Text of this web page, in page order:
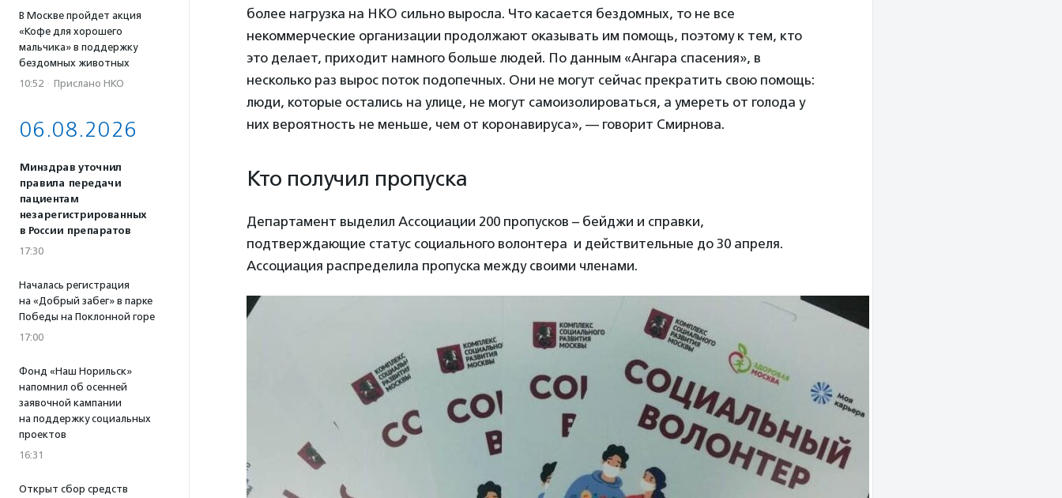
В Москве пройдет акция
«Кофе для хорошего
мальчика» в поддержку
бездомных животных
10:52 · Прислано НКО
06.08.2026
Минздрав уточнил
правила передачи
пациентам
незарегистрированных
в России препаратов
17:30
Началась регистрация
на «Добрый забег» в парке
Победы на Поклонной горе
17:00
Фонд «Наш Норильск»
напомнил об осенней
заявочной кампании
на поддержку социальных
проектов
16:31
Открыт сбор средств
более нагрузка на НКО сильно выросла. Что касается бездомных, то не все
некоммерческие организации продолжают оказывать им помощь, поэтому к тем, кто
это делает, приходит намного больше людей. По данным «Ангара спасения», в
несколько раз вырос поток подопечных. Они не могут сейчас прекратить свою помощь:
люди, которые остались на улице, не могут самоизолироваться, а умереть от голода у
них вероятность не меньше, чем от коронавируса», — говорит Смирнова.
Кто получил пропуска
Департамент выделил Ассоциации 200 пропусков – бейджи и справки,
подтверждающие статус социального волонтера и действительные до 30 апреля.
Ассоциация распределила пропуска между своими членами.